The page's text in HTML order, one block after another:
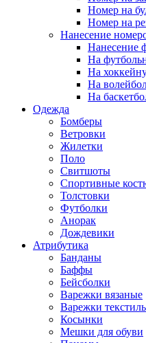
Номер на
Номер на
Нанесение
Нанесение
На
На
На
На
Одежда
Бомберы
Ветровки
Жилетки
Поло
Свитшоты
Спортивные
Толстовки
Футболки
Анорак
Дождевики
Атрибутика
Банданы
Баффы
Бейсболки
Варежки вязаные
Варежки
Косынки
Мешки для обуви